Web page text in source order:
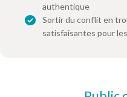
authentique
Sortir du conflit en
satisfaisantes pour